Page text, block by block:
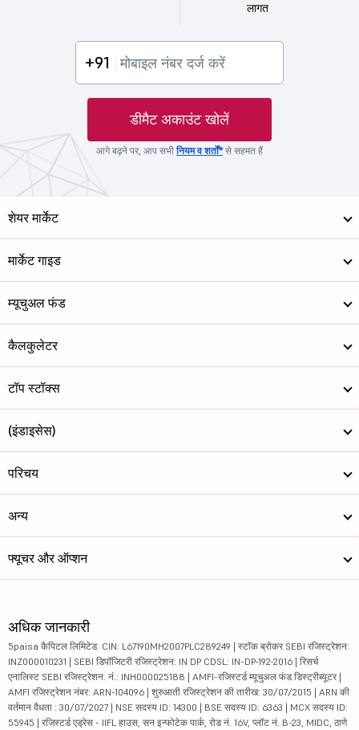
लागत
+91
डीमैट अकाउंट खोलें
आगे बढ़ने पर, आप सभीनियम व शर्तों*से सहमत हैं
शेयर मार्केट
मार्केट गाइड
म्यूचुअल फंड
कैलकुलेटर
टॉप स्टॉक्स
(इंडाइसेस)
परिचय
अन्य
फ्यूचर और ऑप्शन
अधिक जानकारी
5paisa कैपिटल लिमिटेड. CIN: L67190MH2007PLC289249 | स्टॉक ब्रोकर SEBI रजिस्ट्रेशन:
INZ000010231 | SEBI डिपॉजिटरी रजिस्ट्रेशन: IN DP CDSL: IN-DP-192-2016 | रिसर्च
एनालिस्ट SEBI रजिस्ट्रेशन. नं.: INH000025188 | AMFI-रजिस्टर्ड म्यूचुअल फंड डिस्ट्रीब्यूटर |
AMFI रजिस्ट्रेशन नंबर: ARN-104096 | शुरुआती रजिस्ट्रेशन की तारीख: 30/07/2015 | ARN की
वर्तमान वैधता : 30/07/2027 | NSE सदस्य ID: 14300 | BSE सदस्य ID: 6363 | MCX सदस्य ID:
55945 | रजिस्टर्ड एड्रेस - IIFL हाउस, सन इन्फोटेक पार्क, रोड नं. 16V, प्लॉट नं. B-23, MIDC, ठाणे